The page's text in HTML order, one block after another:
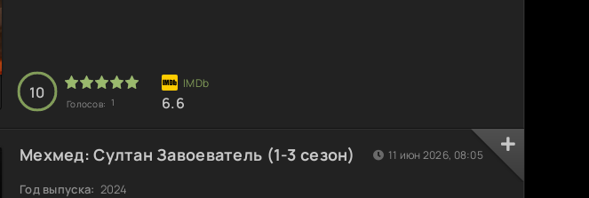
10
Голосов: 1 6.6
Мехмед: Султан Завоеватель (1-3 сезон)
Год выпуска: 2024
11 июн 2026, 08:05